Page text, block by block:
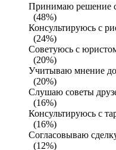
Принимаю решение
(48%)
Консультируюсь с
(24%)
Советуюсь с
(20%)
Учитываю мнение
(20%)
Слушаю советы
(16%)
Консультируюсь с
(16%)
Согласовываю
(12%)